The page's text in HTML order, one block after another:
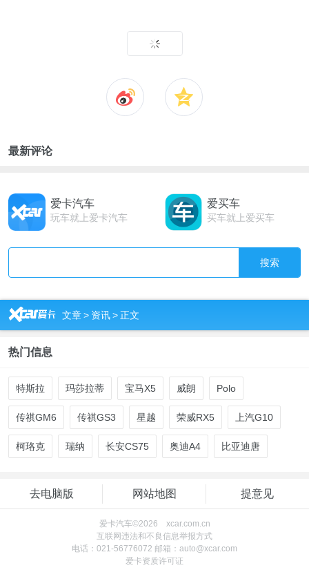
最新评论
爱卡汽车
玩车就上爱卡汽车
爱买车
买车就上爱买车
搜索
R 文章> 资讯>正文
热门信息
特斯拉 玛莎拉蒂 宝马X5 威朗 Polo
传祺GM6 传祺GS3 星越 荣威RX5 上汽G10
柯珞克 瑞纳 长安CS75 奥迪A4 比亚迪唐
去电脑版 网站地图 提意见
爱卡汽车©2026 xcar.com.cn
互联网违法和不良信息举报方式
电话：021-56776072 邮箱：auto@xcar.com
爱卡资质许可证